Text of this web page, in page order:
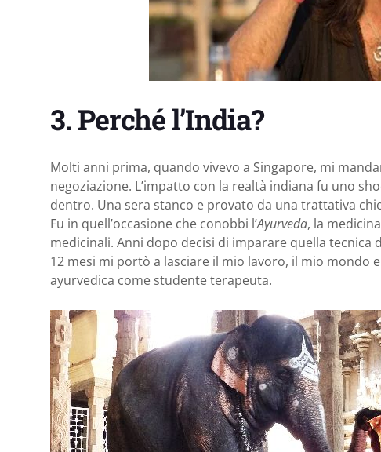
3. Perché l’India?
Molti anni prima, quando vivevo a Singapore, mi
negoziazione. L’impatto con la realtà indiana fu uno
dentro. Una sera stanco e provato da una trattativa
Fu in quell’occasione che conobbi l’Ayurveda, la
medicinali. Anni dopo decisi di imparare quella tecnica
12 mesi mi portò a lasciare il mio lavoro, il mio mondo
ayurvedica come studente terapeuta.